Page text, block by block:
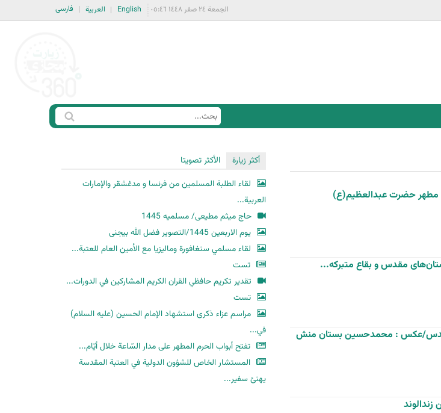
فارسی العربية English الجمعة ٢٤ صفر ١٤٤٨ ٠٥:٤٦
ا
ت
ة
ا
ل
ح
ب
ث
مطهر حضرت عبدالعظیم(ع)
مقدس و بقاع متبرکه...
مقدس/عکس : محمدحسین بستان منش
أكثر زيارة
الأكثر تصويتا
لقاء الطلبة المسلمين من فرنسا و مدغشقر والإمارات
العربية...
حاج میثم مطیعی/ مسلمیه 1445
یوم الاربعین 1445/التصویر فضل الله بیجنی
لقاء مسلمي سنغافورة وماليزيا مع الأمين العام للعتبة...
تست
تقدير تكريم حافظي القران الكريم المشاركين في الدورات...
تست
مراسم عزاء ذكرى استشهاد الإمام الحسين (عليه السلام)
في...
تفتح أبواب الحرم المطهر على مدار السّاعة خلال أيّام...
المستشار الخاص للشؤون الدولية في العتبة المقدسة
يهنئ سفير...